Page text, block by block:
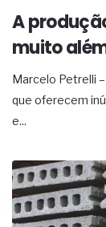
A
muito
Marcelo Petrelli
que oferecem
e...